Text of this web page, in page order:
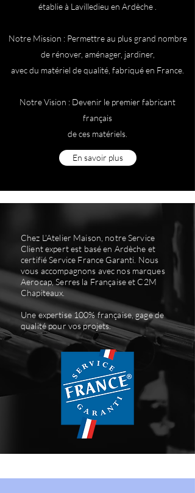
établie à Lavilledieu en Ardèche .
Notre Mission : Permettre au plus grand nombre
de rénover, aménager, jardiner,
avec du matériel de qualité, fabriqué en France.
Notre Vision : Devenir le premier fabricant
français
de ces matériels.
En savoir plus
Chez L’Atelier Maison, notre Service
Client expert est basé en Ardèche et
certifié Service France Garanti. Nous
vous accompagnons avec nos marques
Aerocap, Serres la Française et C2M
Chapiteaux.​
Une expertise 100% française, gage de
qualité pour vos projets.